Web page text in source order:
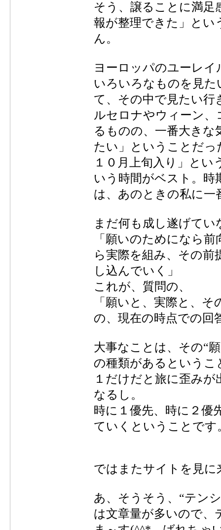
そう、譲ることに満足
報が整理できた」と
ん。
ヨーロッパのユーレ
いろいろなものを見
て、その中で見たい
ルセロナやウィーン
るものの、一番大きな
たい」ということだ
１０月上旬入り」とい
いう時間がベスト。時
は、あのときの私に一
まだ何も成し遂げてい
「願いのためになら
ら実際を組み、その前
し込んでいく」
これが、質問の、
「願いと、実際と、
の、現在の時点での回
大事なことは、その“
の種類があるというこ
１だけだと旅に歪み
なるし。
時に１優先、時に２優
ていくということです
ではまたサイトを見に
あ、そうそう、“テン
は文章量が多いので